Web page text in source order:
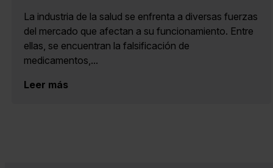
La industria de la salud se enfrenta a diversas fuerzas
del mercado que afectan a su funcionamiento. Entre
ellas, se encuentran la falsificación de
medicamentos,...
Leer más